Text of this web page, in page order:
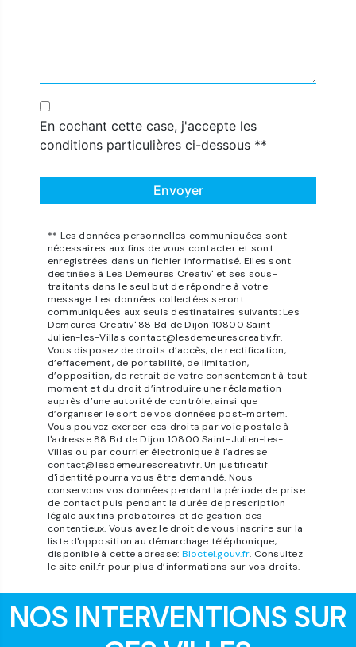
En cochant cette case, j'accepte les
conditions particulières ci-dessous **
Envoyer
** Les données personnelles communiquées sont
nécessaires aux fins de vous contacter et sont
enregistrées dans un fichier informatisé. Elles sont
destinées à Les Demeures Creativ' et ses sous-
traitants dans le seul but de répondre à votre
message. Les données collectées seront
communiquées aux seuls destinataires suivants: Les
Demeures Creativ' 88 Bd de Dijon 10800 Saint-
Julien-les-Villas contact@lesdemeurescreativ.fr.
Vous disposez de droits d’accès, de rectification,
d’effacement, de portabilité, de limitation,
d’opposition, de retrait de votre consentement à tout
moment et du droit d’introduire une réclamation
auprès d’une autorité de contrôle, ainsi que
d’organiser le sort de vos données post-mortem.
Vous pouvez exercer ces droits par voie postale à
l'adresse 88 Bd de Dijon 10800 Saint-Julien-les-
Villas ou par courrier électronique à l'adresse
contact@lesdemeurescreativ.fr. Un justificatif
d'identité pourra vous être demandé. Nous
conservons vos données pendant la période de prise
de contact puis pendant la durée de prescription
légale aux fins probatoires et de gestion des
contentieux. Vous avez le droit de vous inscrire sur la
liste d'opposition au démarchage téléphonique,
disponible à cette adresse: Bloctel.gouv.fr. Consultez
le site cnil.fr pour plus d’informations sur vos droits.
NOS INTERVENTIONS SUR